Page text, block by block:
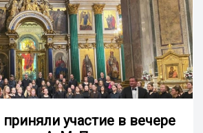
участие в вечере